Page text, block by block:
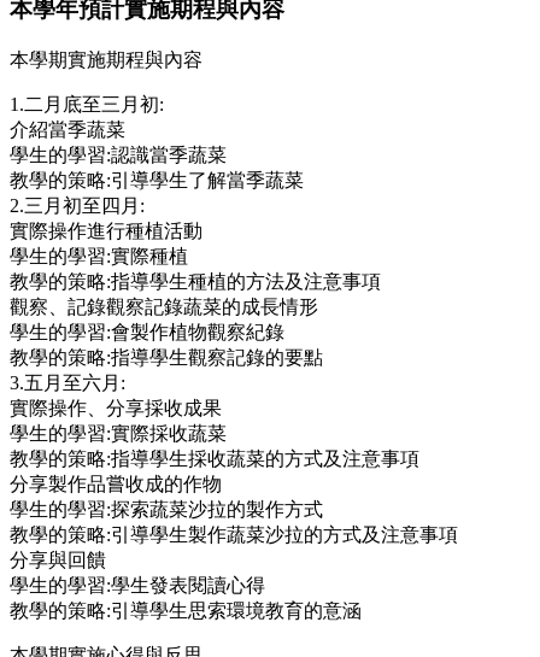
本學年預計實施期程與內容
本學期實施期程與內容
1.⼆⽉底⾄三⽉初:
介紹當季蔬菜
學⽣的學習:認識當季蔬菜
教學的策略:引導學⽣了解當季蔬菜
2.三⽉初⾄四⽉:
實際操作進⾏種植活動
學⽣的學習:實際種植
教學的策略:指導學⽣種植的⽅法及注意事項
觀察、記錄觀察記錄蔬菜的成⻑情形
學⽣的學習:會製作植物觀察紀錄
教學的策略:指導學⽣觀察記錄的要點
3.五⽉⾄六⽉:
實際操作、分享採收成果
學⽣的學習:實際採收蔬菜
教學的策略:指導學⽣採收蔬菜的⽅式及注意事項
分享製作品嘗收成的作物
學⽣的學習:探索蔬菜沙拉的製作⽅式
教學的策略:引導學⽣製作蔬菜沙拉的⽅式及注意事項
分享與回饋
學⽣的學習:學⽣發表閱讀⼼得
教學的策略:引導學⽣思索環境教育的意涵